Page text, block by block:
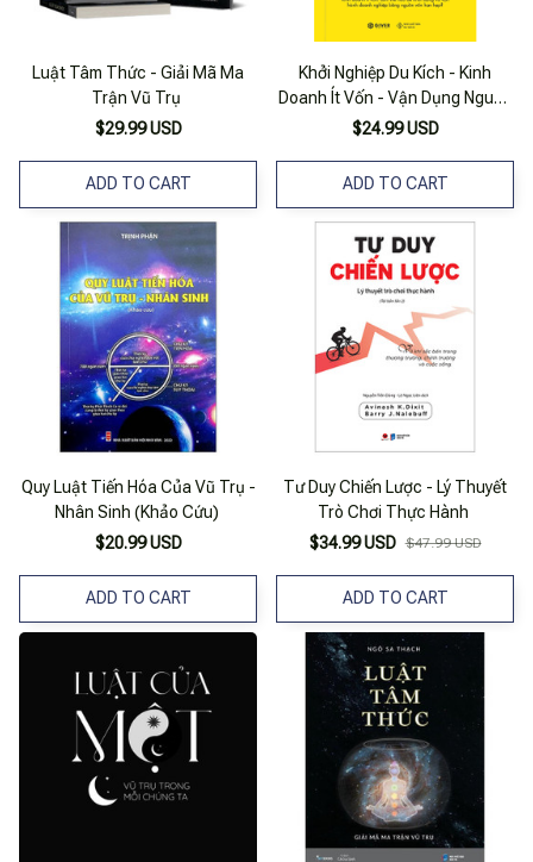
Luật Tâm Thức - Giải Mã Ma
Trận Vũ Trụ
$29.99 USD
ADD TO CART
Khởi Nghiệp Du Kích - Kinh
Doanh Ít Vốn - Vận Dụng Nguồn
Lực Nhỏ Chiến Thắng Cuộc
$24.99 USD
ADD TO CART
Quy Luật Tiến Hóa Của Vũ Trụ -
Nhân Sinh (Khảo Cứu)
$20.99 USD
ADD TO CART
Tư Duy Chiến Lược - Lý Thuyết
Trò Chơi Thực Hành
$34.99 USD $47.99 USD
ADD TO CART